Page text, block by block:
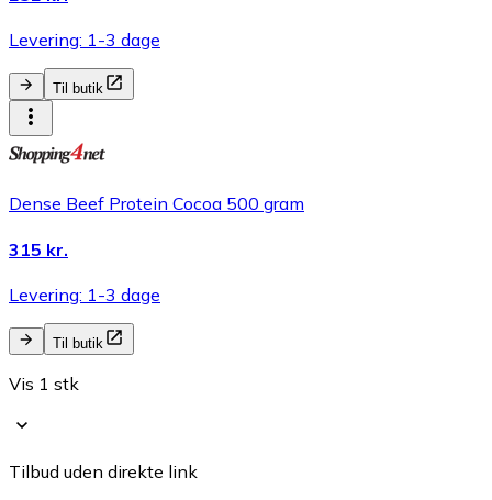
Levering: 1-3 dage
Til butik
Dense Beef Protein Cocoa 500 gram
315 kr.
Levering: 1-3 dage
Til butik
Vis 1 stk
Tilbud uden direkte link